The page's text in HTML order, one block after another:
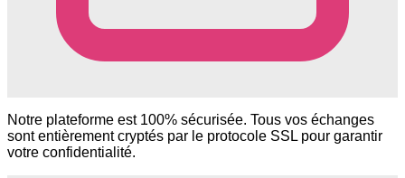
Notre plateforme est 100% sécurisée. Tous vos échanges
sont entièrement cryptés par le protocole SSL pour garantir
votre confidentialité.